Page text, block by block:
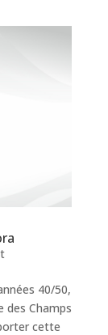
40/50,
des Champs
cette